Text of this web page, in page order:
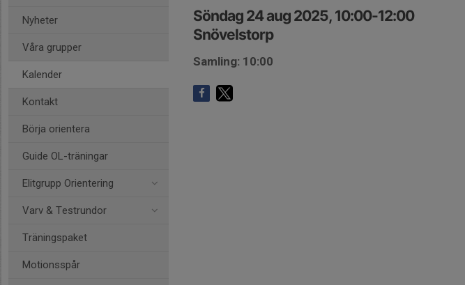
Nyheter
Våra grupper
Kalender
Kontakt
Börja orientera
Guide OL-träningar
Elitgrupp Orientering
Varv & Testrundor
Träningspaket
Motionsspår
Söndag 24 aug 2025, 10:00-12:00
Snövelstorp
Samling: 10:00